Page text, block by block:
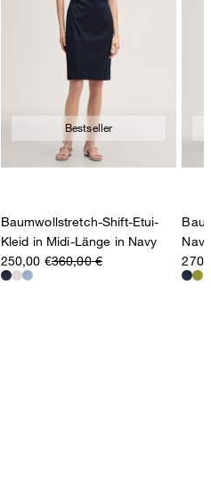
Bestseller
Baumwollstretch-Shift-Etui-
Kleid in Midi-Länge in Navy
250,00 €360,00 €
Navy